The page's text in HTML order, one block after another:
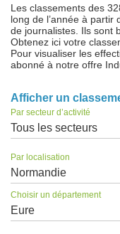
Les classements des
long de l’année à partir
de journalistes. Ils sont
Obtenez ici votre
Pour visualiser les
abonné à notre offre
Afficher un
Par secteur d’activité
Tous les secteurs
Par localisation
Normandie
Choisir un département
Eure